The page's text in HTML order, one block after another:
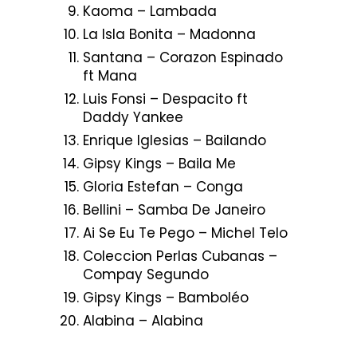
Kaoma – Lambada
La Isla Bonita – Madonna
Santana – Corazon Espinado
ft Mana
Luis Fonsi – Despacito ft
Daddy Yankee
Enrique Iglesias – Bailando
Gipsy Kings – Baila Me
Gloria Estefan – Conga
Bellini – Samba De Janeiro
Ai Se Eu Te Pego – Michel Telo
Coleccion Perlas Cubanas –
Compay Segundo
Gipsy Kings – Bamboléo
Alabina – Alabina